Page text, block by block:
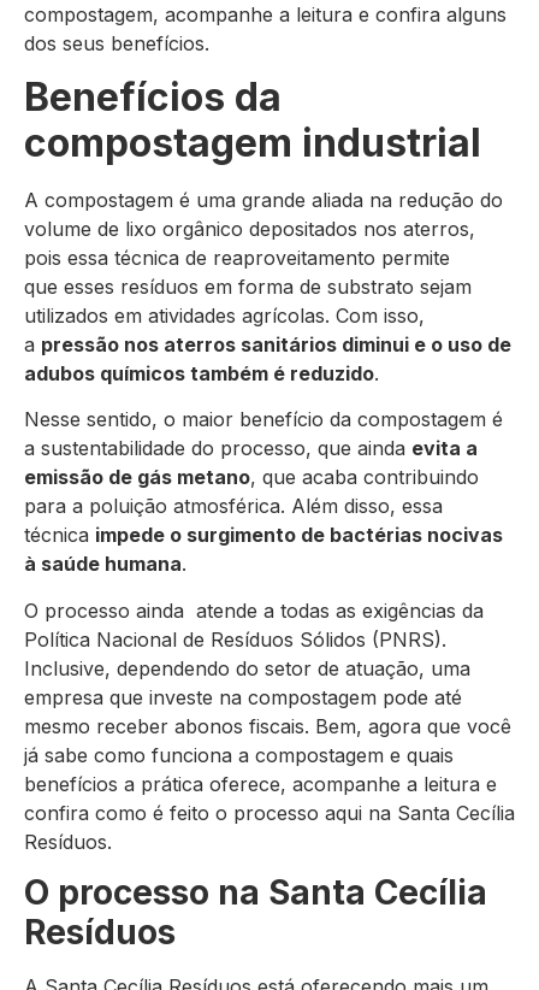
compostagem, acompanhe a leitura e confira alguns
dos seus benefícios.
Benefícios da
compostagem industrial
A compostagem é uma grande aliada na redução do
volume de lixo orgânico depositados nos aterros,
pois essa técnica de reaproveitamento permite
que esses resíduos em forma de substrato sejam
utilizados em atividades agrícolas. Com isso,
a pressão nos aterros sanitários diminui e o uso de
adubos químicos também é reduzido.
Nesse sentido, o maior benefício da compostagem é
a sustentabilidade do processo, que ainda evita a
emissão de gás metano, que acaba contribuindo
para a poluição atmosférica. Além disso, essa
técnica impede o surgimento de bactérias nocivas
à saúde humana.
O processo ainda atende a todas as exigências da
Política Nacional de Resíduos Sólidos (PNRS).
Inclusive, dependendo do setor de atuação, uma
empresa que investe na compostagem pode até
mesmo receber abonos fiscais. Bem, agora que você
já sabe como funciona a compostagem e quais
benefícios a prática oferece, acompanhe a leitura e
confira como é feito o processo aqui na Santa Cecília
Resíduos.
O processo na Santa Cecília
Resíduos